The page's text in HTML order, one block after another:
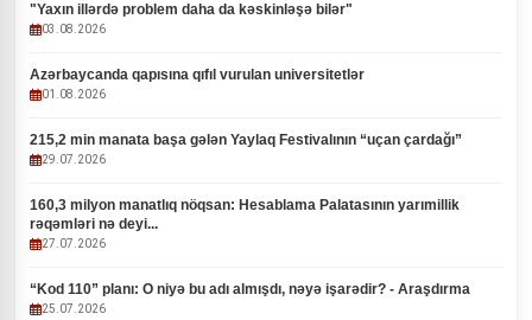
"Yaxın illərdə problem daha da kəskinləşə bilər"
03.08.2026
Azərbaycanda qapısına qıfıl vurulan universitetlər
01.08.2026
215,2 min manata başa gələn Yaylaq Festivalının “uçan çardağı”
29.07.2026
160,3 milyon manatlıq nöqsan: Hesablama Palatasının yarımillik
rəqəmləri nə deyi...
27.07.2026
“Kod 110” planı: O niyə bu adı almışdı, nəyə işarədir? - Araşdırma
25.07.2026